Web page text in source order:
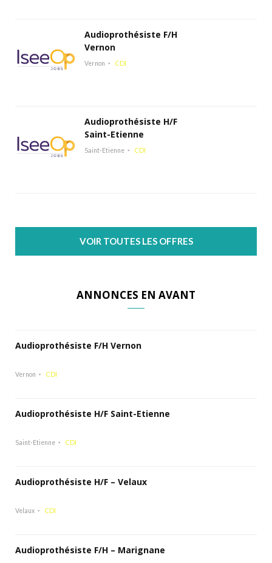
Audioprothésiste F/H
Vernon
Vernon CDI
Audioprothésiste H/F
Saint-Etienne
Saint-Etienne CDI
VOIR TOUTES LES OFFRES
ANNONCES EN AVANT
Audioprothésiste F/H Vernon
Vernon CDI
Audioprothésiste H/F Saint-Etienne
Saint-Etienne CDI
Audioprothésiste H/F – Velaux
Velaux CDI
Audioprothésiste F/H – Marignane